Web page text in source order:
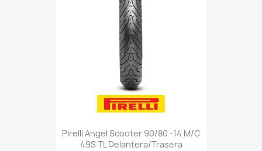
Pirelli Angel Scooter 90/80 -14 M/C
49S TL Delantera/Trasera